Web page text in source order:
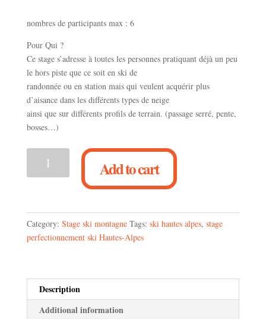
nombres de participants max : 6
Pour Qui ?
Ce stage s’adresse à toutes les personnes pratiquant déjà un peu
le hors piste que ce soit en ski de
randonnée ou en station mais qui veulent acquérir plus
d’aisance dans les différents types de neige
ainsi que sur différents profils de terrain. (passage serré, pente,
bosses…)
technique
toutes
Add to cart
Category: Stage ski montagne Tags: ski hautes alpes, stage
perfectionnement ski Hautes-Alpes
Description
Additional information